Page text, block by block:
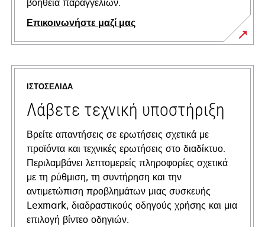
Επικοινωνήστε μαζί μας
ΙΣΤΟΣΕΛΊΔΑ
Λάβετε τεχνική υποστήριξη
Βρείτε απαντήσεις σε ερωτήσεις σχετικά με
προϊόντα και τεχνικές ερωτήσεις στο διαδίκτυο.
Περιλαμβάνει λεπτομερείς πληροφορίες σχετικά
με τη ρύθμιση, τη συντήρηση και την
αντιμετώπιση προβλημάτων μιας συσκευής
Lexmark, διαδραστικούς οδηγούς χρήσης και μια
επιλογή βίντεο οδηγιών.